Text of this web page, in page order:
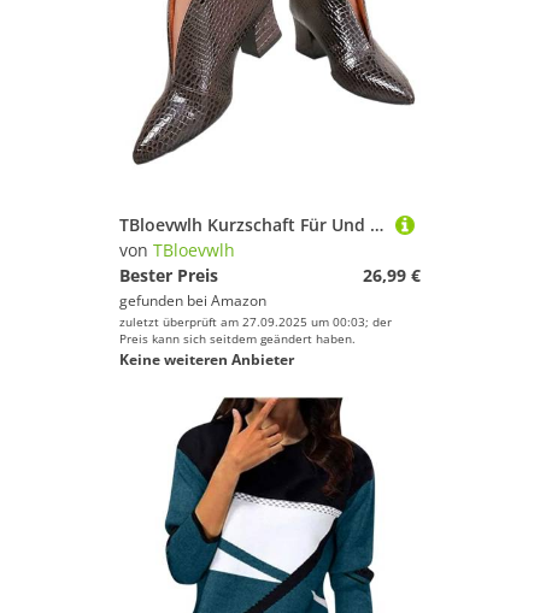
TBloevwlh Kurzschaft Für Und Damenstiefel Stiefeletten Wasserdicht Mittelalter Futter Schnalle Warmes Chelsea Knöchelstiefel Absatz rutschfest wasserdichte Atmungsaktiv Spitze Weich Worker Leder
von TBloevwlh
Bester Preis
26,99 €
gefunden bei Amazon
zuletzt überprüft am 27.09.2025 um 00:03; der
Preis kann sich seitdem geändert haben.
Keine weiteren Anbieter